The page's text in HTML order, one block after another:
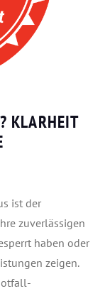
KLARHEIT
ist der
zuverlässigen
haben oder
zeigen.